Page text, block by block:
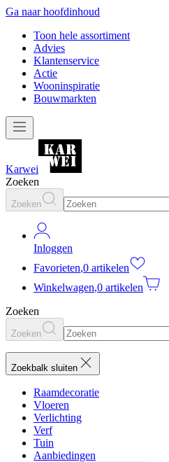
Ga naar hoofdinhoud
Toon hele assortiment
Advies
Klantenservice
Actie
Wooninspiratie
Bouwmarkten
Karwei
Zoeken
Zoeken
Inloggen
Favorieten,0 artikelen
Winkelwagen,0 artikelen
Zoeken
Zoeken
Zoekbalk sluiten
Raamdecoratie
Vloeren
Verlichting
Verf
Tuin
Aanbiedingen